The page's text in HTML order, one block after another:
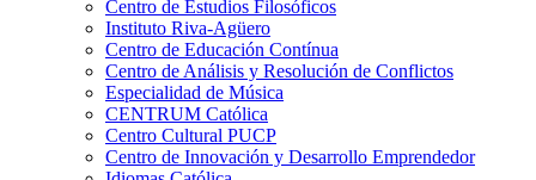
Centro de Estudios Filosóficos
Instituto Riva-Agüero
Centro de Educación Contínua
Centro de Análisis y Resolución de Conflictos
Especialidad de Música
CENTRUM Católica
Centro Cultural PUCP
Centro de Innovación y Desarrollo Emprendedor